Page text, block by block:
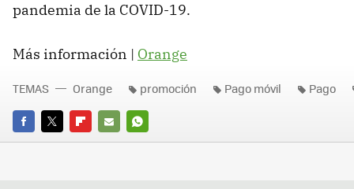
pandemia de la COVID-19.
Más información | Orange
FACEBOOK
TWITTERFLIPBOARD
E-
WHATSAPP
TEMAS Orange promoción Pago móvil Pago